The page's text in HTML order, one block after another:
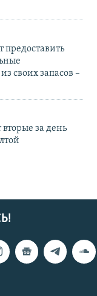
своих запасов –
за день